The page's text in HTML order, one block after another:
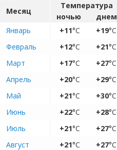
Месяц
Температура
ночью
днем
Январь
+11°C +19°C
Февраль
+12°C +21°C
Март
+17°C +27°C
Апрель
+20°C +29°C
Май
+21°C +30°C
Июнь
+22°C +28°C
Июль
+21°C +27°C
Август
+21°C +27°C